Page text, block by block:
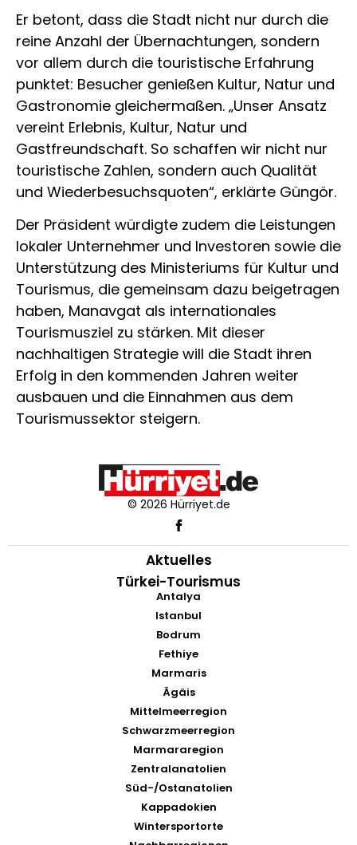
Er betont, dass die Stadt nicht nur durch die
reine Anzahl der Übernachtungen, sondern
vor allem durch die touristische Erfahrung
punktet: Besucher genießen Kultur, Natur und
Gastronomie gleichermaßen. „Unser Ansatz
vereint Erlebnis, Kultur, Natur und
Gastfreundschaft. So schaffen wir nicht nur
touristische Zahlen, sondern auch Qualität
und Wiederbesuchsquoten“, erklärte Güngör.
Der Präsident würdigte zudem die Leistungen
lokaler Unternehmer und Investoren sowie die
Unterstützung des Ministeriums für Kultur und
Tourismus, die gemeinsam dazu beigetragen
haben, Manavgat als internationales
Tourismusziel zu stärken. Mit dieser
nachhaltigen Strategie will die Stadt ihren
Erfolg in den kommenden Jahren weiter
ausbauen und die Einnahmen aus dem
Tourismussektor steigern.
© 2026 Hürriyet.de
Aktuelles
Türkei-Tourismus
Antalya
Istanbul
Bodrum
Fethiye
Marmaris
Ägäis
Mittelmeerregion
Schwarzmeerregion
Marmararegion
Zentralanatolien
Süd-/Ostanatolien
Kappadokien
Wintersportorte